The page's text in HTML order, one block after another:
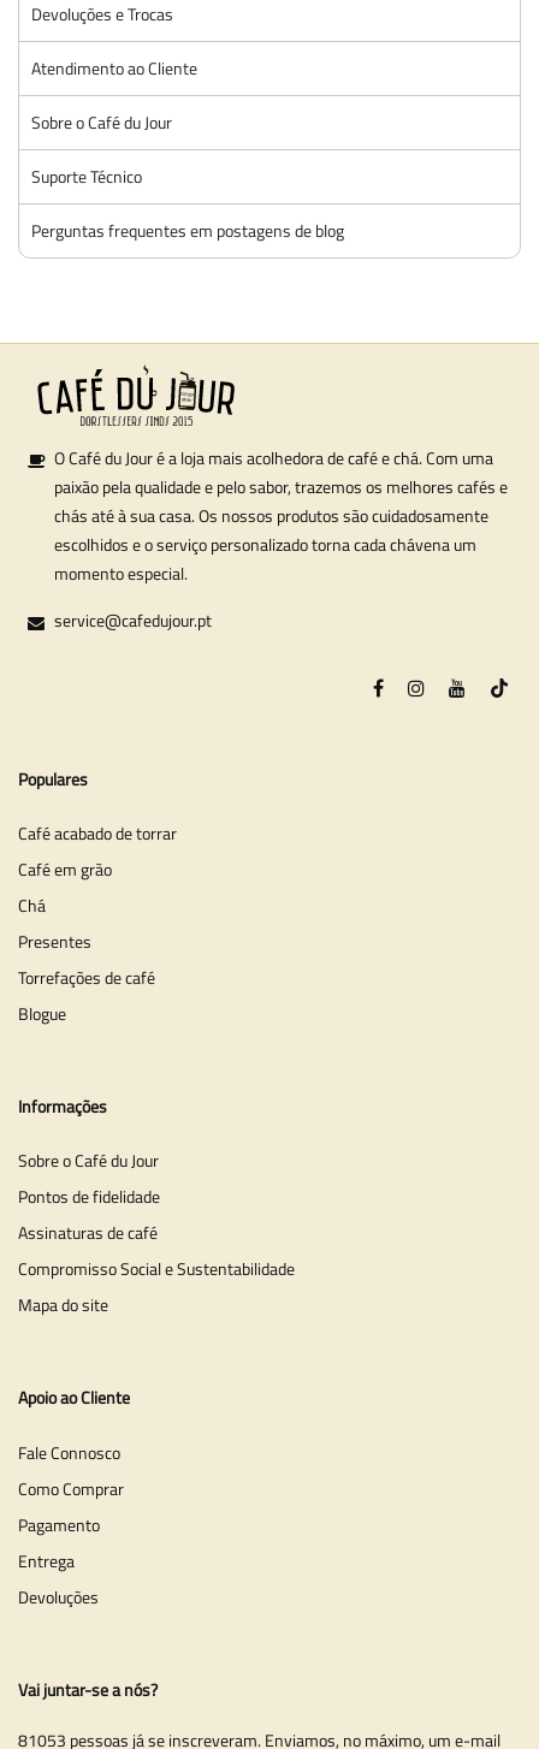
Devoluções e Trocas
Atendimento ao Cliente
Sobre o Café du Jour
Suporte Técnico
Perguntas frequentes em postagens de blog
O Café du Jour é a loja mais acolhedora de café e chá. Com uma
paixão pela qualidade e pelo sabor, trazemos os melhores cafés e
chás até à sua casa. Os nossos produtos são cuidadosamente
escolhidos e o serviço personalizado torna cada chávena um
momento especial.
service@cafedujour.pt
Populares
Café acabado de torrar
Café em grão
Chá
Presentes
Torrefações de café
Blogue
Informações
Sobre o Café du Jour
Pontos de fidelidade
Assinaturas de café
Compromisso Social e Sustentabilidade
Mapa do site
Apoio ao Cliente
Fale Connosco
Como Comprar
Pagamento
Entrega
Devoluções
Vai juntar-se a nós?
81053 pessoas já se inscreveram. Enviamos, no máximo, um e-mail